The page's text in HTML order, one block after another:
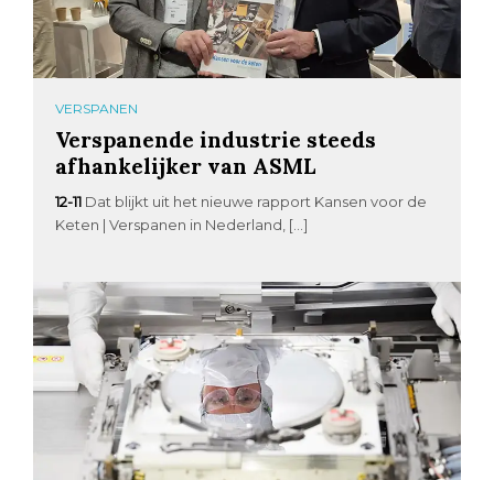
VERSPANEN
Verspanende industrie steeds
afhankelijker van ASML
12-11 Dat blijkt uit het nieuwe rapport Kansen voor de
Keten | Verspanen in Nederland, […]